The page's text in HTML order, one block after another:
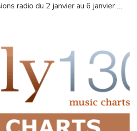
radio du 2 janvier au 6 janvier …